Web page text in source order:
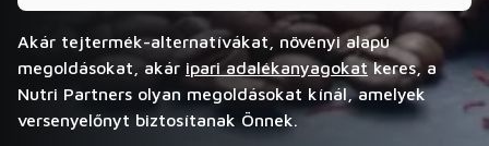
Akár tejtermék-alternatívákat, növényi alapú
megoldásokat, akár ipari adalékanyagokatkeres, a
Nutri Partners olyan megoldásokat kínál, amelyek
versenyelőnyt biztosítanak Önnek.